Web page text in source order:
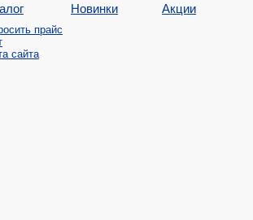
прайс
сайта
Новинки Акции